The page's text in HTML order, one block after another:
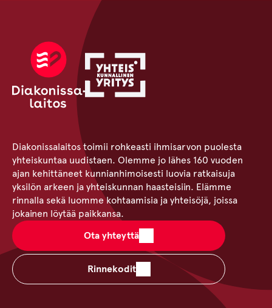
Diakonissalaitos toimii rohkeasti ihmisarvon puolesta
yhteiskuntaa uudistaen. Olemme jo lähes 160 vuoden
ajan kehittäneet kunnianhimoisesti luovia ratkaisuja
yksilön arkeen ja yhteiskunnan haasteisiin. Elämme
rinnalla sekä luomme kohtaamisia ja yhteisöjä, joissa
jokainen löytää paikkansa.
Ota yhteyttä
Rinnekodit